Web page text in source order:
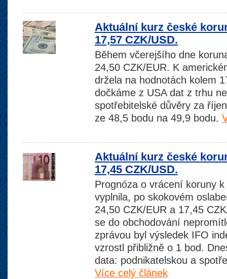
Aktuální kurz české
17,57 CZK/USD.
Během včerejšího dne
24,50 CZK/EUR. K
držela na hodnotách kolem
dočkáme z USA dat z trhu
spotřebitelské důvěry za
ze 48,5 bodu na 49,9 bodu.
Aktuální kurz české
17,45 CZK/USD.
Prognóza o vrácení koruny
vyplnila, po skokovém
24,50 CZK/EUR a 17,45
se do obchodování
zprávou byl výsledek IFO
vzrostl přibližně o 1 bod.
data: podnikatelskou a
Více celý článek